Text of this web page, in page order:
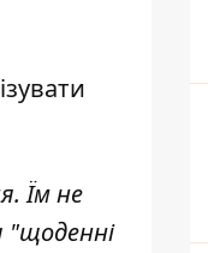
Їм не
"щоденні